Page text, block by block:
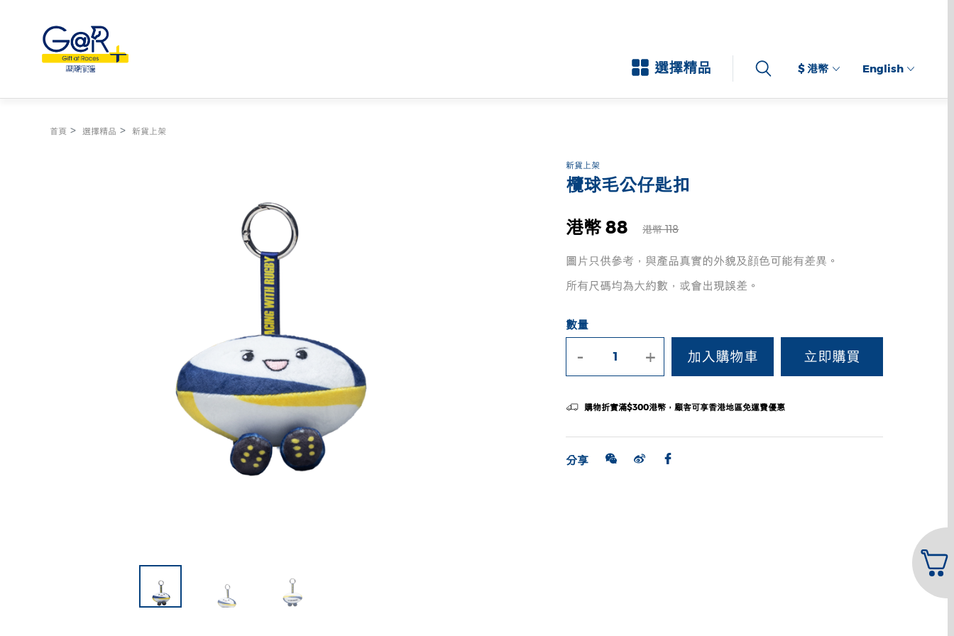
選擇精品 $ 港幣 English
首頁 選擇精品 新貨上架
新貨上架
欖球毛公仔匙扣
港幣 88
港幣 118
圖片只供參考，與產品真實的外貌及顔色可能有差異。
所有尺碼均為大約數，或會出現誤差。
數量
- +
購物折實滿$300港幣，顧客可享香港地區免運費優惠
分享